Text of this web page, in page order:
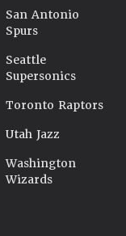
San Antonio
Spurs
Seattle
Supersonics
Toronto Raptors
Utah Jazz
Washington
Wizards